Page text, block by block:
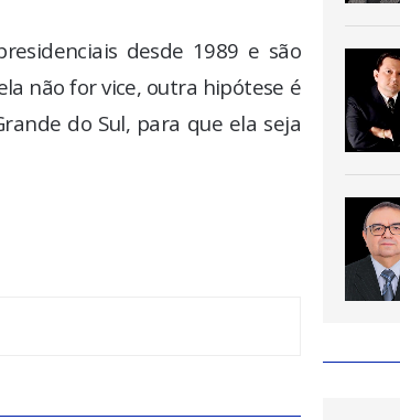
desde 1989 e são
não for vice, outra hipótese é
do Sul, para que ela seja